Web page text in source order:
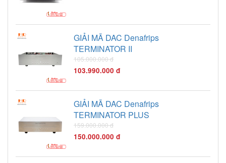
GIẢI MÃ DAC Denafrips
TERMINATOR II
105.000.000 đ
103.990.000 đ
GIẢI MÃ DAC Denafrips
TERMINATOR PLUS
159.000.000 đ
150.000.000 đ